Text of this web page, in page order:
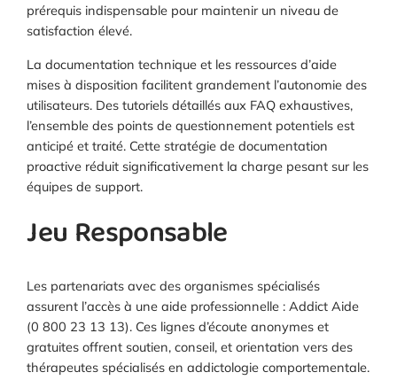
prérequis indispensable pour maintenir un niveau de
satisfaction élevé.
La documentation technique et les ressources d’aide
mises à disposition facilitent grandement l’autonomie des
utilisateurs. Des tutoriels détaillés aux FAQ exhaustives,
l’ensemble des points de questionnement potentiels est
anticipé et traité. Cette stratégie de documentation
proactive réduit significativement la charge pesant sur les
équipes de support.
Jeu Responsable
Les partenariats avec des organismes spécialisés
assurent l’accès à une aide professionnelle : Addict Aide
(0 800 23 13 13). Ces lignes d’écoute anonymes et
gratuites offrent soutien, conseil, et orientation vers des
thérapeutes spécialisés en addictologie comportementale.